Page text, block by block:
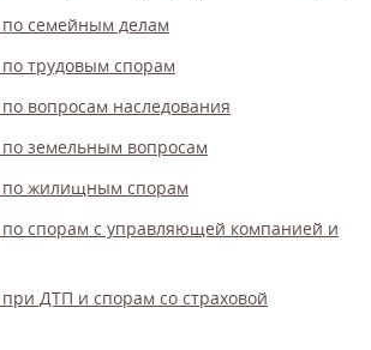
семейным делам
трудовым спорам
вопросам наследования
земельным вопросам
жилищным спорам
спорам с управляющей компанией и
ДТП и спорам со страховой